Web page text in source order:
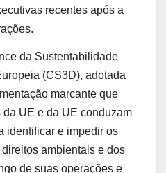
recentes após a
da Sustentabilidade
(CS3D), adotada
marcante que
UE e da UE conduzam
identificar e impedir os
ambientais e dos
de suas operações e